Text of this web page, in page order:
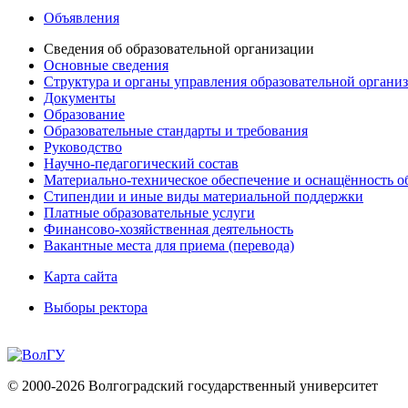
Объявления
Сведения об образовательной организации
Основные сведения
Структура и органы управления образовательной
Документы
Образование
Образовательные стандарты и требования
Руководство
Научно-педагогический состав
Материально-техническое обеспечение и оснащённость
Стипендии и иные виды материальной поддержки
Платные образовательные услуги
Финансово-хозяйственная деятельность
Вакантные места для приема (перевода)
Карта сайта
Выборы ректора
© 2000-2026 Волгоградский государственный университет